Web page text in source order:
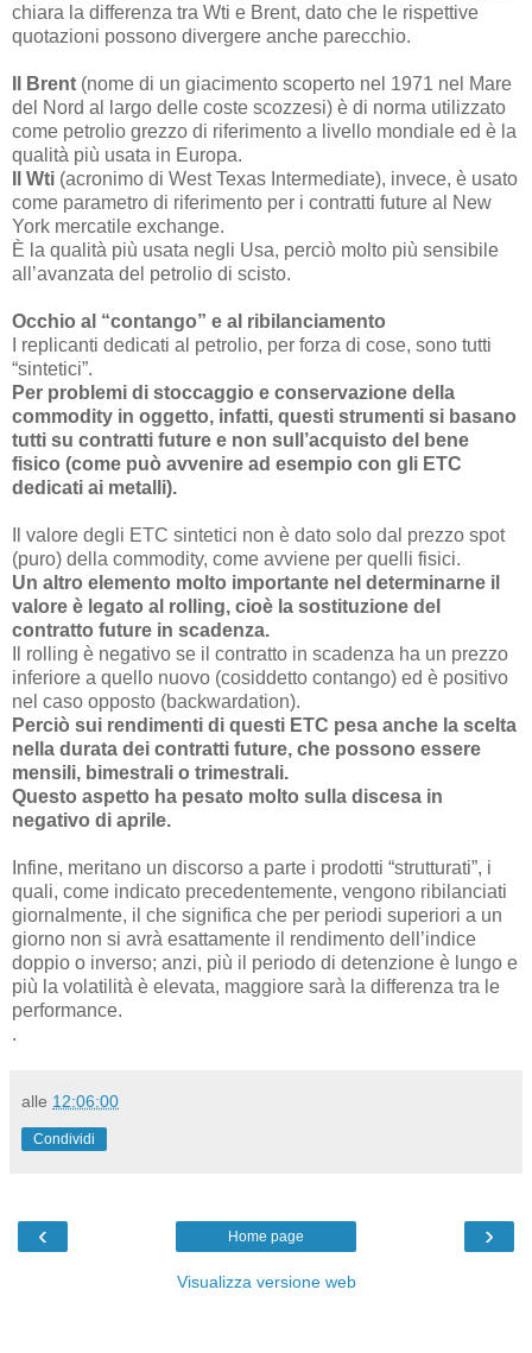
chiara la differenza tra Wti e Brent, dato che le rispettive
quotazioni possono divergere anche parecchio.
Il Brent (nome di un giacimento scoperto nel 1971 nel Mare
del Nord al largo delle coste scozzesi) è di norma utilizzato
come petrolio grezzo di riferimento a livello mondiale ed è la
qualità più usata in Europa.
Il Wti (acronimo di West Texas Intermediate), invece, è usato
come parametro di riferimento per i contratti future al New
York mercatile exchange.
È la qualità più usata negli Usa, perciò molto più sensibile
all’avanzata del petrolio di scisto.
Occhio al “contango” e al ribilanciamento
I replicanti dedicati al petrolio, per forza di cose, sono tutti
“sintetici”.
Per problemi di stoccaggio e conservazione della
commodity in oggetto, infatti, questi strumenti si basano
tutti su contratti future e non sull’acquisto del bene
fisico (come può avvenire ad esempio con gli ETC
dedicati ai metalli).
Il valore degli ETC sintetici non è dato solo dal prezzo spot
(puro) della commodity, come avviene per quelli fisici.
Un altro elemento molto importante nel determinarne il
valore è legato al rolling, cioè la sostituzione del
contratto future in scadenza.
Il rolling è negativo se il contratto in scadenza ha un prezzo
inferiore a quello nuovo (cosiddetto contango) ed è positivo
nel caso opposto (backwardation).
Perciò sui rendimenti di questi ETC pesa anche la scelta
nella durata dei contratti future, che possono essere
mensili, bimestrali o trimestrali.
Questo aspetto ha pesato molto sulla discesa in
negativo di aprile.
Infine, meritano un discorso a parte i prodotti “strutturati”, i
quali, come indicato precedentemente, vengono ribilanciati
giornalmente, il che significa che per periodi superiori a un
giorno non si avrà esattamente il rendimento dell’indice
doppio o inverso; anzi, più il periodo di detenzione è lungo e
più la volatilità è elevata, maggiore sarà la differenza tra le
performance.
.
alle 12:06:00
Condividi
‹ ›
Home page
Visualizza versione web